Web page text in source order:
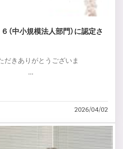
（中小規模法人部門）に認定さ
だきありがとうございま
…
2026/04/02